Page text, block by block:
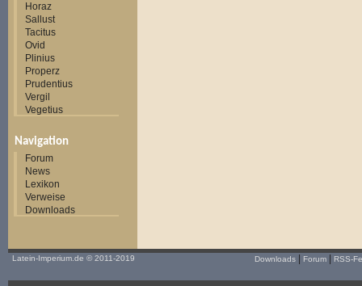
Horaz
Sallust
Tacitus
Ovid
Plinius
Properz
Prudentius
Vergil
Vegetius
Navigation
Forum
News
Lexikon
Verweise
Downloads
Latein-Imperium.de © 2011-2019 Downloads Forum RSS-